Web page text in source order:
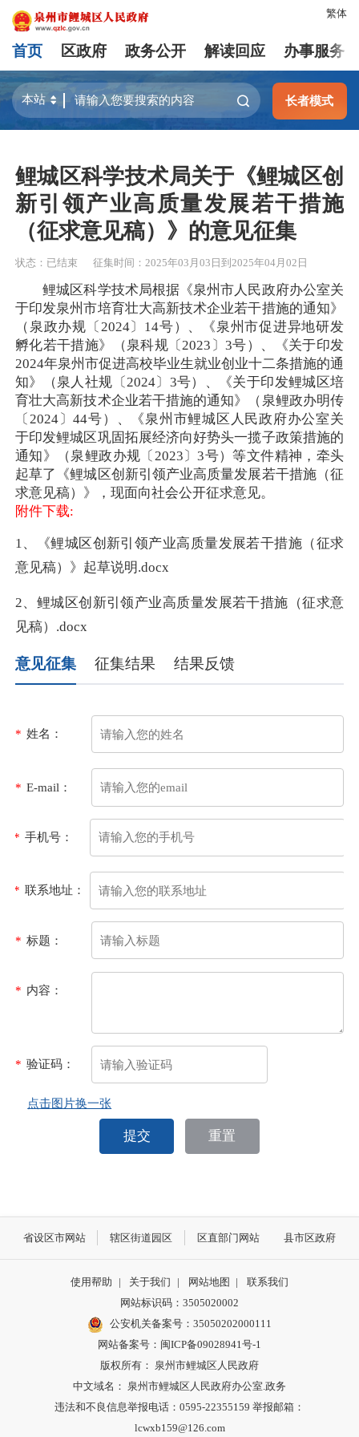
繁体
首页 区政府 政务公开 解读回应 办事服务
长者模式
鲤城区科学技术局关于《鲤城区创
新引领产业高质量发展若干措施
（征求意见稿）》的意见征集
状态： 已结束 征集时间： 2025年03月03日 到 2025年04月02日
鲤城区科学技术局根据《泉州市人民政府办公室关
于印发泉州市培育壮大高新技术企业若干措施的通知》
（泉政办规〔2024〕14号）、《泉州市促进异地研发
孵化若干措施》（泉科规〔2023〕3号）、《关于印发
2024年泉州市促进高校毕业生就业创业十二条措施的通
知》（泉人社规〔2024〕3号）、《关于印发鲤城区培
育壮大高新技术企业若干措施的通知》（泉鲤政办明传
〔2024〕44号）、《泉州市鲤城区人民政府办公室关
于印发鲤城区巩固拓展经济向好势头一揽子政策措施的
通知》（泉鲤政办规〔2023〕3号）等文件精神，牵头
起草了《鲤城区创新引领产业高质量发展若干措施（征
求意见稿） 》
，现面向社会公开征求意见。
附件下载:
1、《鲤城区创新引领产业高质量发展若干措施（征求
意见稿）》起草说明.docx
2、鲤城区创新引领产业高质量发展若干措施（征求意
见稿）.docx
意见征集 征集结果 结果反馈
* 姓名：
* E-mail：
* 手机号：
* 联系地址：
* 标题：
* 内容：
* 验证码：
点击图片换一张
提交 重置
省设区市网站 辖区街道园区 区直部门网站 县市区政府
使用帮助 | 关于我们 | 网站地图 |
联系我们
网站标识码：3505020002
公安机关备案号：35050202000111
网站备案号：闽ICP备09028941号-1
版权所有： 泉州市鲤城区人民政府
中文域名： 泉州市鲤城区人民政府办公室.政务
违法和不良信息举报电话：0595-22355159 举报邮箱：
lcwxb159@126.com